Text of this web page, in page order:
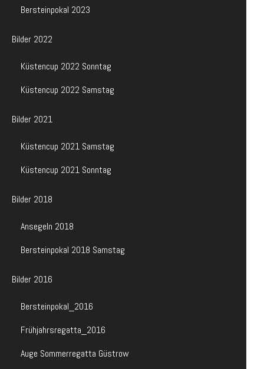
Bersteinpokal 2023
Bilder 2022
Küstencup 2022 Sonntag
Küstencup 2022 Samstag
Bilder 2021
Küstencup 2021 Samstag
Küstencup 2021 Sonntag
Bilder 2018
Ansegeln 2018
Bersteinpokal 2018 Samstag
Bilder 2016
Bersteinpokal_2016
Frühjahrsregatta_2016
Auge Sommerregatta Güstrow